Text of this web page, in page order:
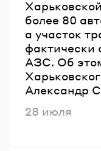
более 80
а участок
фактически
АЗС. Об
Александр
Опубликовано
28 июля